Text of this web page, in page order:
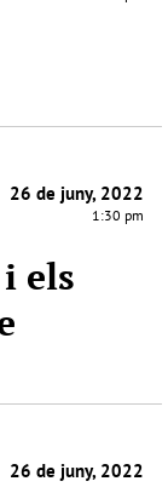
26 de juny, 2022
1:30 pm
els
26 de juny, 2022